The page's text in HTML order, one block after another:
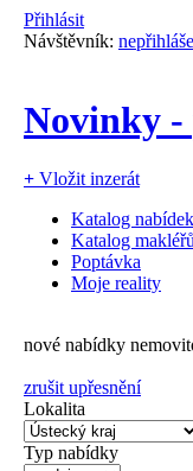
Přihlásit
Návštěvník:
Novinky -
+ Vložit inzerát
Katalog nabídek
Katalog makléřů
Poptávka
Moje reality
nové nabídky
zrušit upřesnění
Lokalita
Typ nabídky